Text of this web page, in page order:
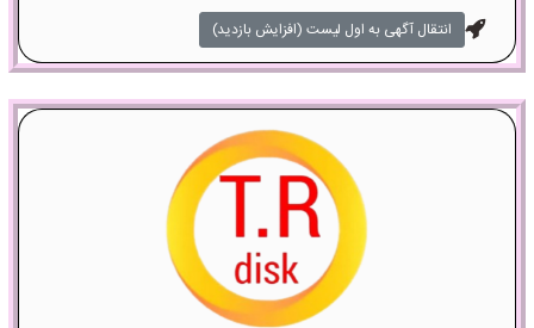
انتقال آگهی به اول لیست (افزایش بازدید)